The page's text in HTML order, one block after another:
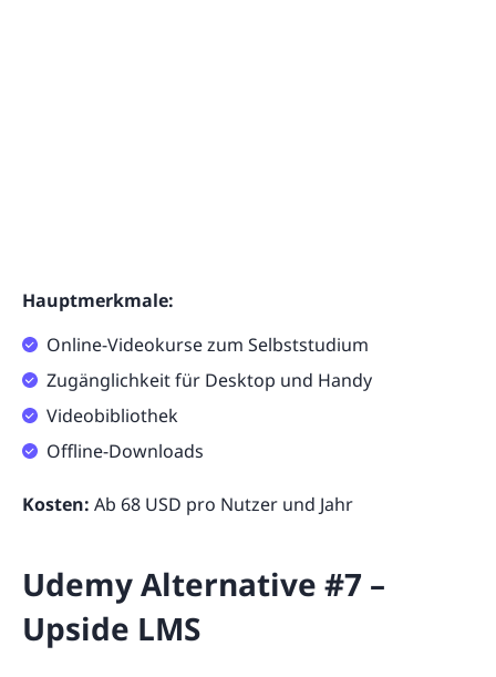
Hauptmerkmale:
Online-Videokurse zum Selbststudium
Zugänglichkeit für Desktop und Handy
Videobibliothek
Offline-Downloads
Kosten: Ab 68 USD pro Nutzer und Jahr
Udemy Alternative #7 –
Upside LMS